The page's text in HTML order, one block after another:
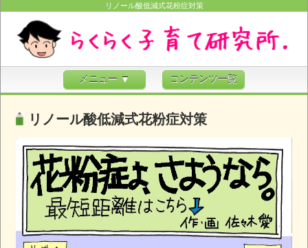
リノール酸低減式花粉症対策
メニュー ▼ コンテンツ一覧
リノール酸低減式花粉症対策